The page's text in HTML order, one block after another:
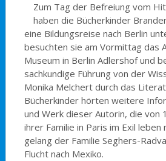
Zum Tag der Befreiung vom
haben die Bücherkinder
eine Bildungsreise nach Berlin
besuchten sie am Vormittag das
Museum in Berlin Adlershof und
sachkundige Führung von der
Monika Melchert durch das
Bücherkinder hörten weitere
und Werk dieser Autorin, die von
ihrer Familie in Paris im Exil
gelang der Familie Seghers-
Flucht nach Mexiko.